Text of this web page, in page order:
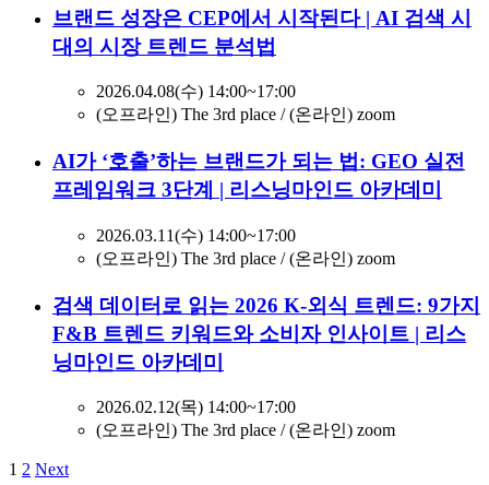
브랜드 성장은 CEP에서 시작된다 | AI 검색 시
대의 시장 트렌드 분석법
2026.04.08(수) 14:00~17:00
(오프라인) The 3rd place / (온라인) zoom
AI가 ‘호출’하는 브랜드가 되는 법: GEO 실전
프레임워크 3단계 | 리스닝마인드 아카데미
2026.03.11(수) 14:00~17:00
(오프라인) The 3rd place / (온라인) zoom
검색 데이터로 읽는 2026 K-외식 트렌드: 9가지
F&B 트렌드 키워드와 소비자 인사이트 | 리스
닝마인드 아카데미
2026.02.12(목) 14:00~17:00
(오프라인) The 3rd place / (온라인) zoom
1 2 Next